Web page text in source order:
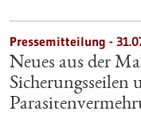
Pressemitteilung -
Neues aus der
Sicherungsseilen